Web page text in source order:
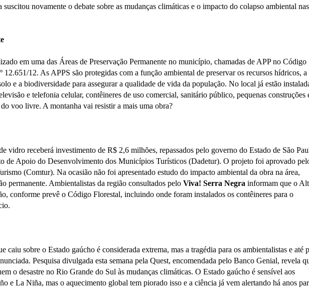
novamente o debate sobre as mudanças climáticas e o impacto do colapso ambiental nas
em uma das Áreas de Preservação Permanente no município, chamadas de APP no Código
12. As APPS são protegidas com a função ambiental de preservar os recursos hídricos, a
e a biodiversidade para assegurar a qualidade de vida da população. No local já estão
e telefonia celular, contêineres de uso comercial, sanitário público, pequenas construções
voo livre. A montanha vai resistir a mais uma obra?
vidro receberá investimento de R$ 2,6 milhões, repassados pelo governo do Estado de São
de Apoio do Desenvolvimento dos Municípios Turísticos (Dadetur). O projeto foi aprovado
(Comtur). Na ocasião não foi apresentado estudo do impacto ambiental da obra na área,
permanente. Ambientalistas da região consultados pelo Viva! Serra Negra informam que o
conforme prevê o Código Florestal, incluindo onde foram instalados os contêineres para o
caiu sobre o Estado gaúcho é considerada extrema, mas a tragédia para os ambientalistas e até
Pesquisa divulgada esta semana pela Quest, encomendada pelo Banco Genial, revela
o desastre no Rio Grande do Sul às mudanças climáticas. O Estado gaúcho é sensível aos
e La Niña, mas o aquecimento global tem piorado isso e a ciência já vem alertando há anos